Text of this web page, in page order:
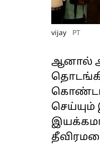
vijay PT
ஆனால்